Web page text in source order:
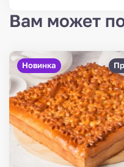
Вам может
Новинка